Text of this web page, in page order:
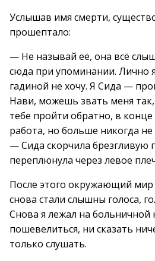
Услышав имя смерти,
прошептало:
— Не называй её, она всё
сюда при упоминании. Лично я
гадиной не хочу. Я Сида —
Нави, можешь звать меня
тебе пройти обратно, в
работа, но больше никогда
— Сида скорчила брезгливую
переплюнула через левое
После этого окружающий мир
снова стали слышны голоса,
Снова я лежал на больничной
пошевелиться, ни сказать
только слушать.